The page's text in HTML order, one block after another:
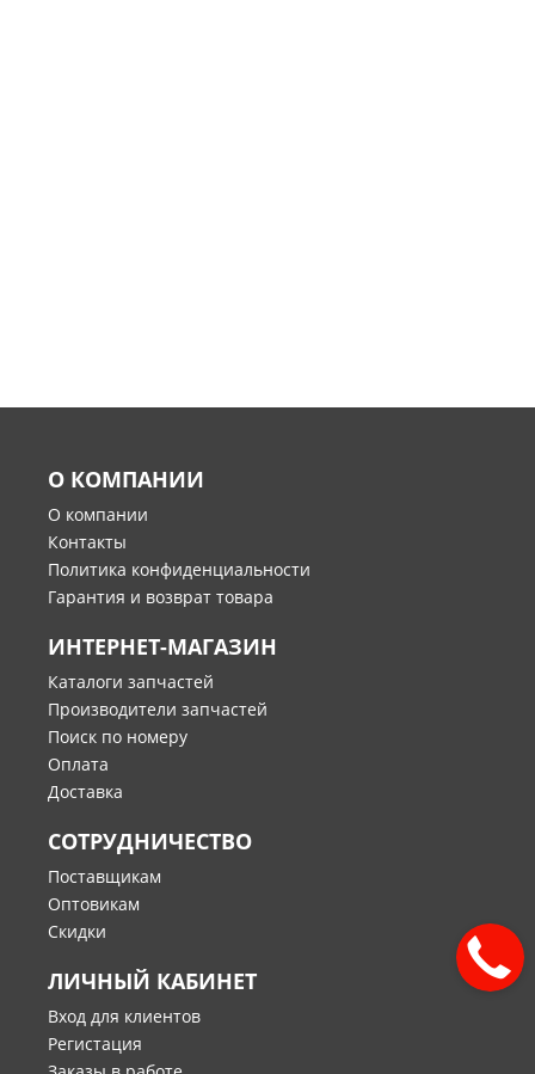
О КОМПАНИИ
О компании
Контакты
Политика конфиденциальности
Гарантия и возврат товара
ИНТЕРНЕТ-МАГАЗИН
Каталоги запчастей
Производители запчастей
Поиск по номеру
Оплата
Доставка
СОТРУДНИЧЕСТВО
Поставщикам
Оптовикам
Скидки
ЛИЧНЫЙ КАБИНЕТ
Вход для клиентов
Регистация